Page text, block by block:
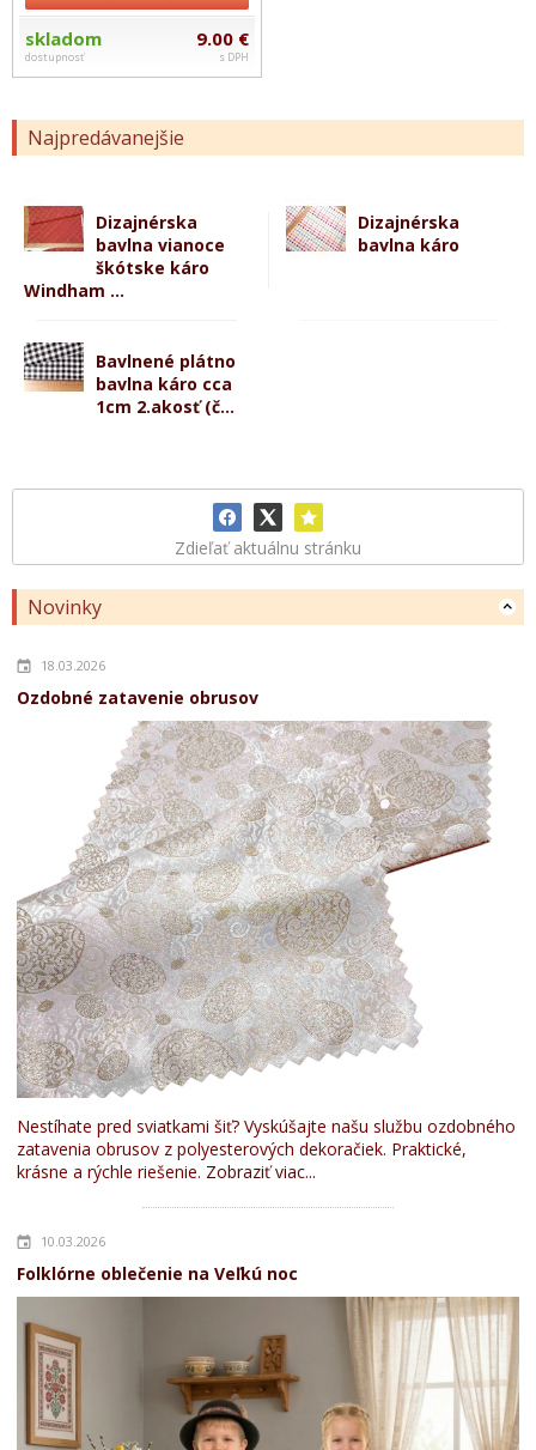
Najpredávanejšie
Dizajnérska
bavlna vianoce
škótske káro
Windham ...
Dizajnérska
bavlna káro
Bavlnené plátno
bavlna káro cca
1cm 2.akosť (č...
Zdieľať aktuálnu stránku
Novinky
18.03.2026
Ozdobné zatavenie obrusov
Nestíhate pred sviatkami šiť? Vyskúšajte našu službu ozdobného
zatavenia obrusov z polyesterových dekoračiek. Praktické,
krásne a rýchle riešenie. Zobraziť viac...
10.03.2026
Folklórne oblečenie na Veľkú noc
skladom
dostupnosť
9.00 €
s DPH